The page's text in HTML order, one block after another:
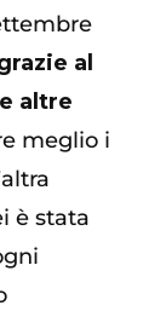
al
altre
meglio i
è stata